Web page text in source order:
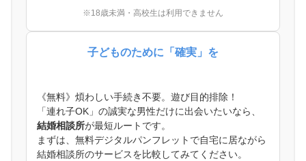
※18歳未満・高校生は利用できません
子どものために「確実」を
《無料》煩わしい手続き不要。遊び目的排除！
「連れ子OK」の誠実な男性だけに出会いたいなら、
結婚相談所が最短ルートです。
まずは、無料デジタルパンフレットで自宅に居ながら
結婚相談所のサービスを比較してみてください。